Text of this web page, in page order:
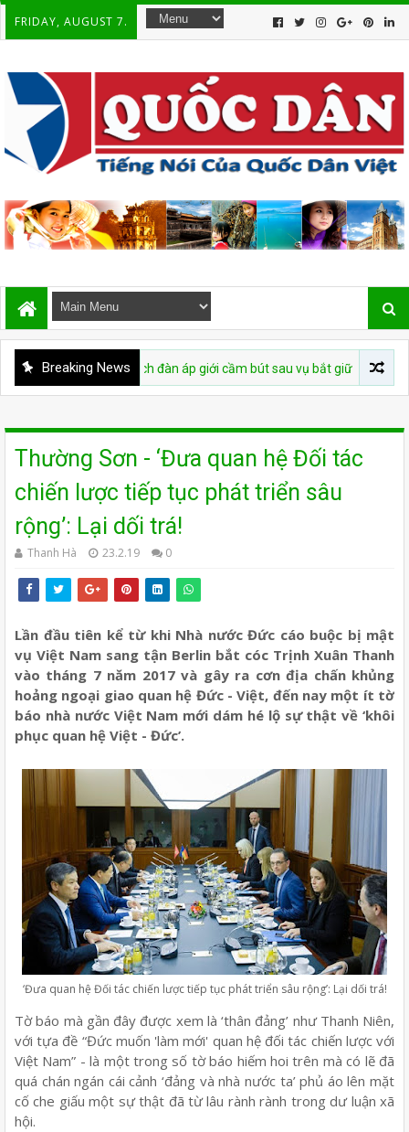
FRIDAY, AUGUST 7.
Breaking News
diễn chiến dịch đàn áp giới cầm bút sau vụ bắt giữ tác giả
Thường Sơn - ‘Đưa quan hệ Đối tác
chiến lược tiếp tục phát triển sâu
rộng’: Lại dối trá!
Thanh Hà 23.2.19 0
Lần đầu tiên kể từ khi Nhà nước Đức cáo buộc bị mật
vụ Việt Nam sang tận Berlin bắt cóc Trịnh Xuân Thanh
vào tháng 7 năm 2017 và gây ra cơn địa chấn khủng
hoảng ngoại giao quan hệ Đức - Việt, đến nay một ít tờ
báo nhà nước Việt Nam mới dám hé lộ sự thật về ‘khôi
phục quan hệ Việt - Đức’.
‘Đưa quan hệ Đối tác chiến lược tiếp tục phát triển sâu rộng’: Lại dối trá!
Tờ báo mà gần đây được xem là ‘thân đảng’ như Thanh Niên,
với tựa đề “Đức muốn 'làm mới' quan hệ đối tác chiến lược với
Việt Nam” - là một trong số tờ báo hiếm hoi trên mà có lẽ đã
quá chán ngán cái cảnh ‘đảng và nhà nước ta’ phủ áo lên mặt
cố che giấu một sự thật đã từ lâu rành rành trong dư luận xã
hội.